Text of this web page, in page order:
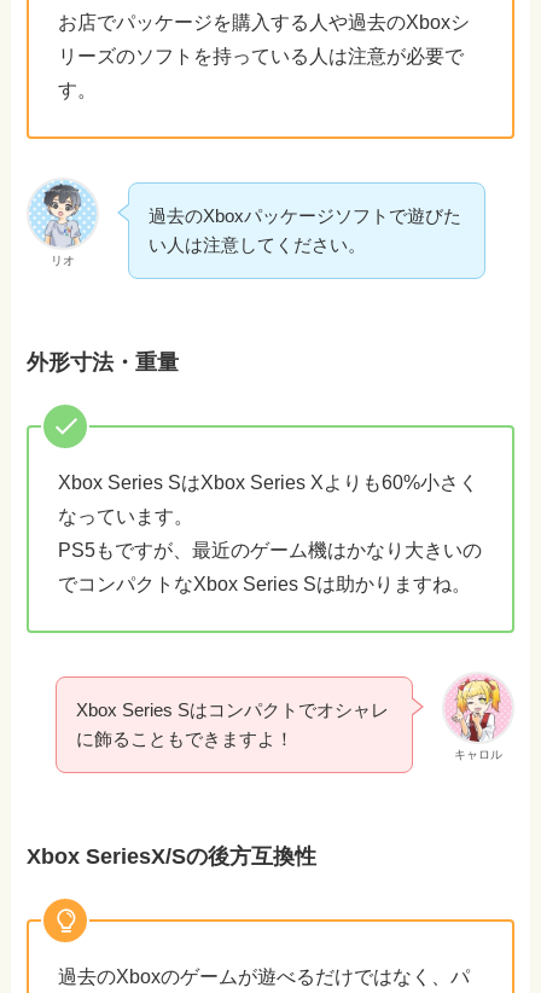
お店でパッケージを購入する人や過去のXboxシ
リーズのソフトを持っている人は注意が必要で
す。
リオ
過去のXboxパッケージソフトで遊びた
い人は注意してください。
外形寸法・重量
Xbox Series SはXbox Series Xよりも60%小さく
なっています。
PS5もですが、最近のゲーム機はかなり大きいの
でコンパクトなXbox Series Sは助かりますね。
キャロル
Xbox Series Sはコンパクトでオシャレ
に飾ることもできますよ！
Xbox SeriesX/Sの後方互換性
過去のXboxのゲームが遊べるだけではなく、パ